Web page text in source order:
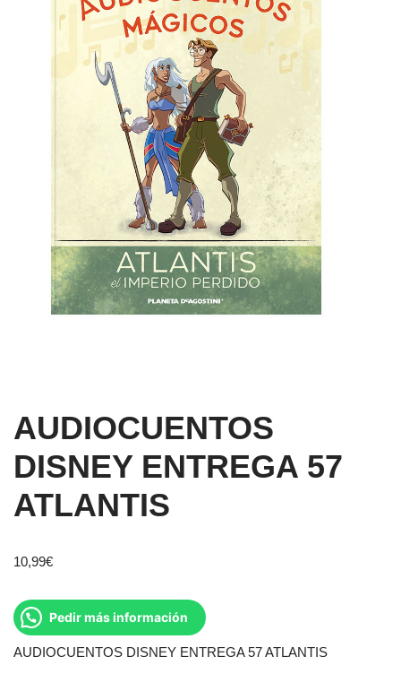
AUDIOCUENTOS
DISNEY ENTREGA 57
ATLANTIS
10,99€
Pedir más información
AUDIOCUENTOS DISNEY ENTREGA 57 ATLANTIS